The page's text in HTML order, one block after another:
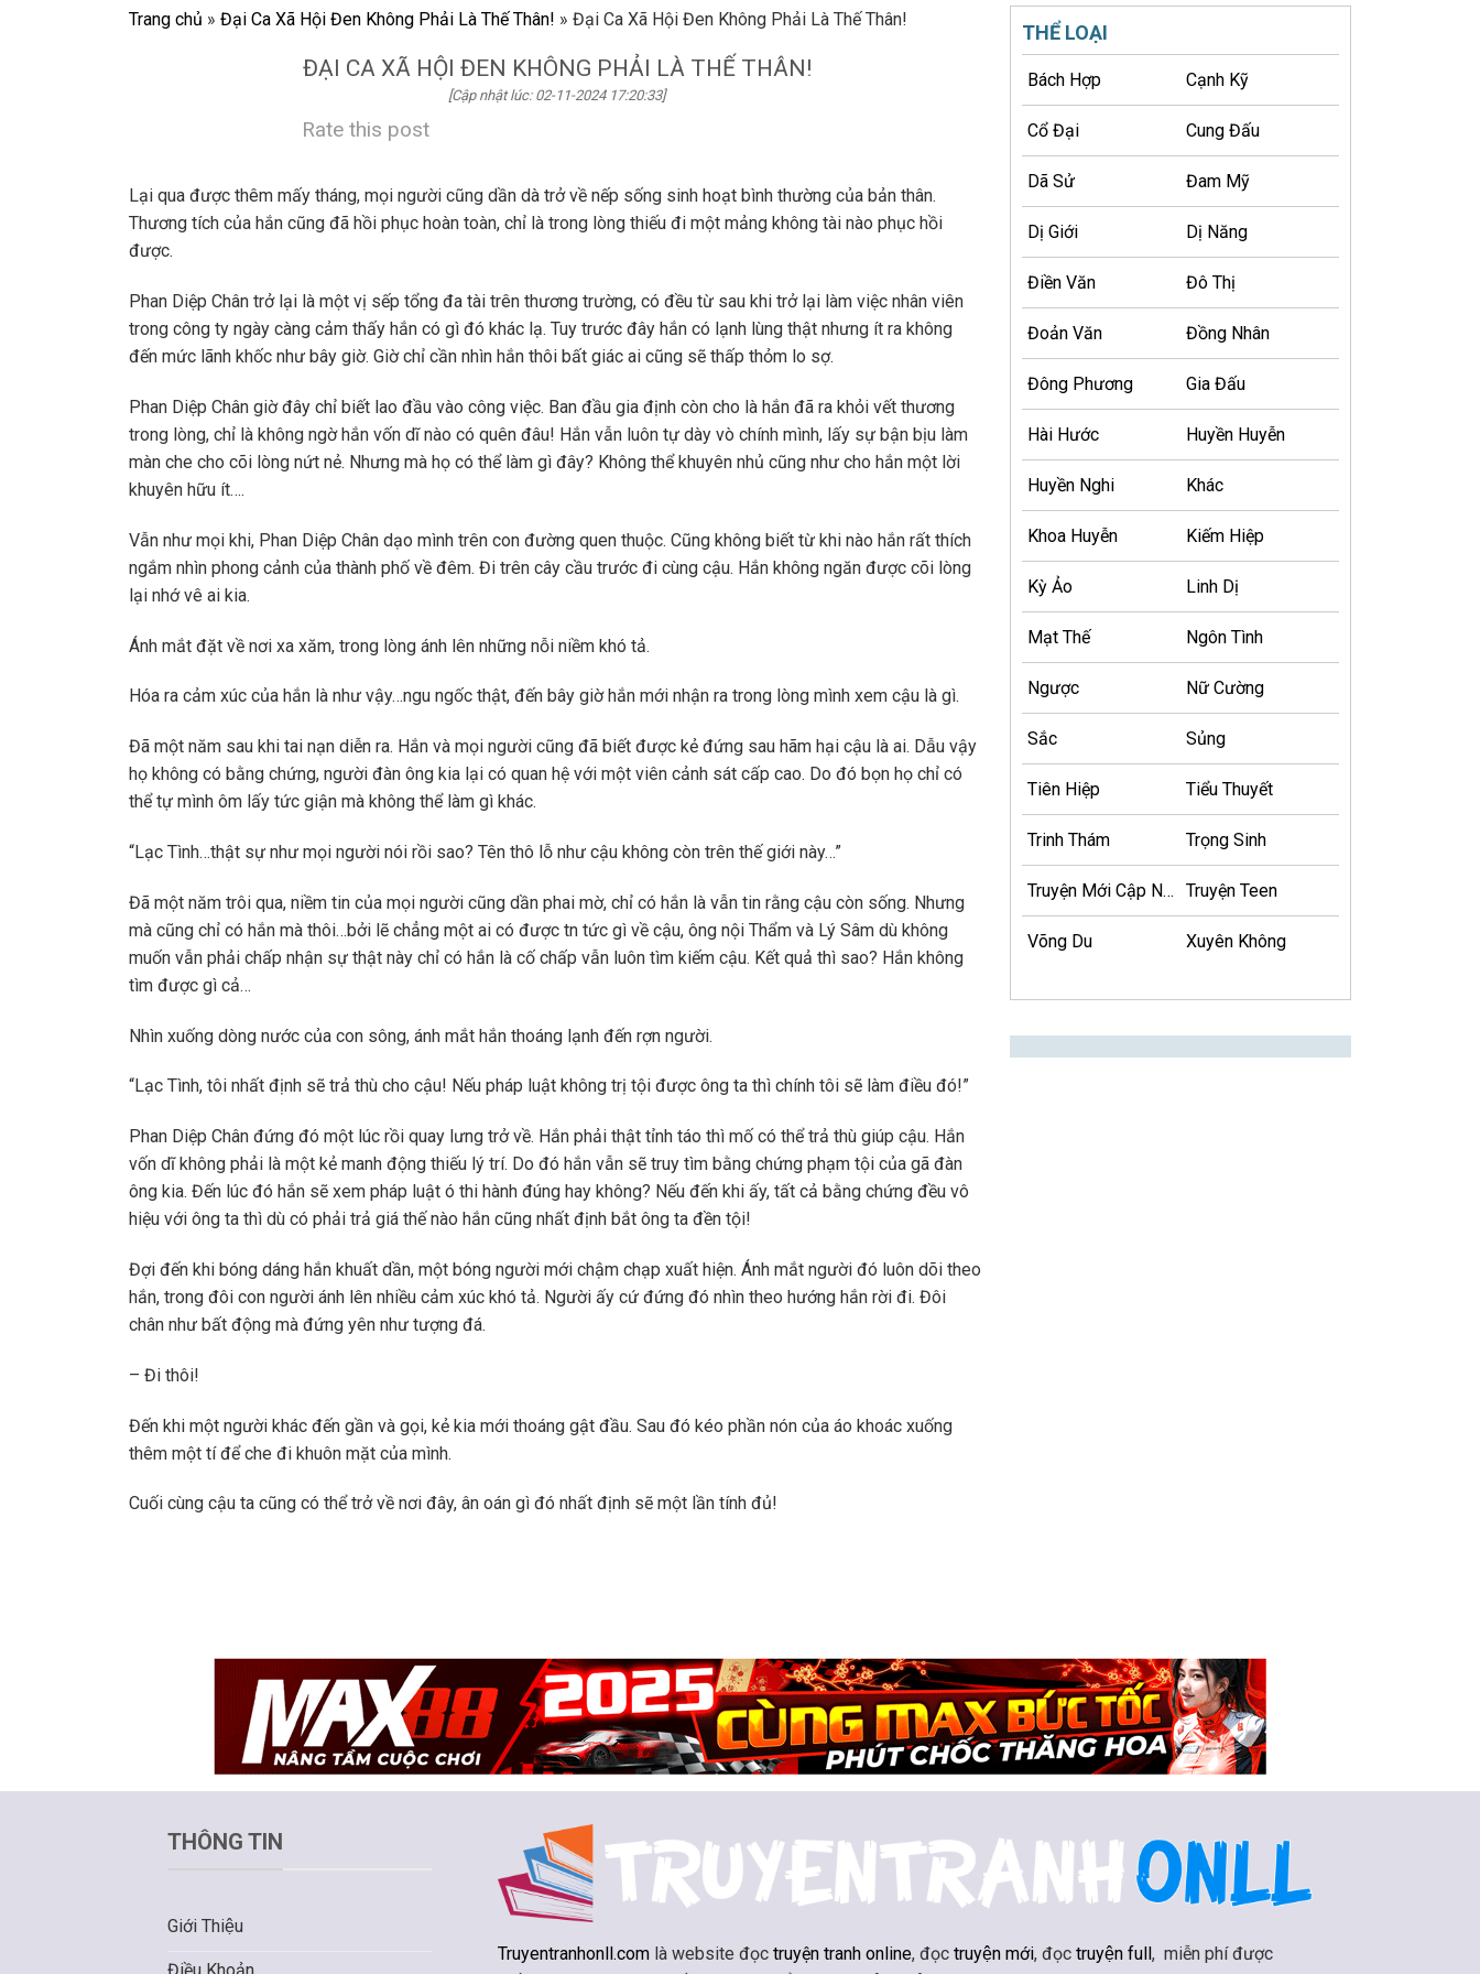
Trang chủ » Đại Ca Xã Hội Đen Không Phải Là Thế Thân! » Đại Ca Xã Hội Đen Không Phải Là Thế Thân!
ĐẠI CA XÃ HỘI ĐEN KHÔNG PHẢI LÀ THẾ THÂN!
[Cập nhật lúc: 02-11-2024 17:20:33]
Rate this post
Lại qua được thêm mấy tháng, mọi người cũng dần dà trở về nếp sống sinh hoạt bình thường của bản thân.
Thương tích của hắn cũng đã hồi phục hoàn toàn, chỉ là trong lòng thiếu đi một mảng không tài nào phục hồi
được.
Phan Diệp Chân trở lại là một vị sếp tổng đa tài trên thương trường, có đều từ sau khi trở lại làm việc nhân viên
trong công ty ngày càng cảm thấy hắn có gì đó khác lạ. Tuy trước đây hắn có lạnh lùng thật nhưng ít ra không
đến mức lãnh khốc như bây giờ. Giờ chỉ cần nhìn hắn thôi bất giác ai cũng sẽ thấp thỏm lo sợ.
Phan Diệp Chân giờ đây chỉ biết lao đầu vào công việc. Ban đầu gia định còn cho là hắn đã ra khỏi vết thương
trong lòng, chỉ là không ngờ hắn vốn dĩ nào có quên đâu! Hắn vẫn luôn tự dày vò chính mình, lấy sự bận bịu làm
màn che cho cõi lòng nứt nẻ. Nhưng mà họ có thể làm gì đây? Không thể khuyên nhủ cũng như cho hắn một lời
khuyên hữu ít….
Vẫn như mọi khi, Phan Diệp Chân dạo mình trên con đường quen thuộc. Cũng không biết từ khi nào hắn rất thích
ngắm nhìn phong cảnh của thành phố về đêm. Đi trên cây cầu trước đi cùng cậu. Hắn không ngăn được cõi lòng
lại nhớ vê ai kia.
Ánh mắt đặt về nơi xa xăm, trong lòng ánh lên những nỗi niềm khó tả.
Hóa ra cảm xúc của hắn là như vậy…ngu ngốc thật, đến bây giờ hắn mới nhận ra trong lòng mình xem cậu là gì.
Đã một năm sau khi tai nạn diễn ra. Hắn và mọi người cũng đã biết được kẻ đứng sau hãm hại cậu là ai. Dẫu vậy
họ không có bằng chứng, người đàn ông kia lại có quan hệ với một viên cảnh sát cấp cao. Do đó bọn họ chỉ có
thể tự mình ôm lấy tức giận mà không thể làm gì khác.
“Lạc Tình…thật sự như mọi người nói rồi sao? Tên thô lỗ như cậu không còn trên thế giới này…”
Đã một năm trôi qua, niềm tin của mọi người cũng dần phai mờ, chỉ có hắn là vẫn tin rằng cậu còn sống. Nhưng
mà cũng chỉ có hắn mà thôi…bởi lẽ chẳng một ai có được tn tức gì về cậu, ông nội Thẩm và Lý Sâm dù không
muốn vẫn phải chấp nhận sự thật này chỉ có hắn là cố chấp vẫn luôn tìm kiếm cậu. Kết quả thì sao? Hắn không
tìm được gì cả…
Nhìn xuống dòng nước của con sông, ánh mắt hắn thoáng lạnh đến rợn người.
“Lạc Tình, tôi nhất định sẽ trả thù cho cậu! Nếu pháp luật không trị tội được ông ta thì chính tôi sẽ làm điều đó!”
Phan Diệp Chân đứng đó một lúc rồi quay lưng trở về. Hắn phải thật tỉnh táo thì mố có thể trả thù giúp cậu. Hắn
vốn dĩ không phải là một kẻ manh động thiếu lý trí. Do đó hắn vẫn sẽ truy tìm bằng chứng phạm tội của gã đàn
ông kia. Đến lúc đó hắn sẽ xem pháp luật ó thi hành đúng hay không? Nếu đến khi ấy, tất cả bằng chứng đều vô
hiệu với ông ta thì dù có phải trả giá thế nào hắn cũng nhất định bắt ông ta đền tội!
Đợi đến khi bóng dáng hắn khuất dần, một bóng người mới chậm chạp xuất hiện. Ánh mắt người đó luôn dõi theo
hắn, trong đôi con người ánh lên nhiều cảm xúc khó tả. Người ấy cứ đứng đó nhìn theo hướng hắn rời đi. Đôi
chân như bất động mà đứng yên như tượng đá.
– Đi thôi!
Đến khi một người khác đến gần và gọi, kẻ kia mới thoáng gật đầu. Sau đó kéo phần nón của áo khoác xuống
thêm một tí để che đi khuôn mặt của mình.
Cuối cùng cậu ta cũng có thể trở về nơi đây, ân oán gì đó nhất định sẽ một lần tính đủ!
THỂ LOẠI
Bách Hợp Cạnh Kỹ
Cổ Đại Cung Đấu
Dã Sử Đam Mỹ
Dị Giới Dị Năng
Điền Văn Đô Thị
Đoản Văn Đồng Nhân
Đông Phương Gia Đấu
Hài Hước Huyền Huyễn
Huyền Nghi Khác
Khoa Huyễn Kiếm Hiệp
Kỳ Ảo Linh Dị
Mạt Thế Ngôn Tình
Ngược Nữ Cường
Sắc Sủng
Tiên Hiệp Tiểu Thuyết
Trinh Thám Trọng Sinh
Truyện Mới Cập Nhật Truyện Teen
Võng Du Xuyên Không
THÔNG TIN
Giới Thiệu
Truyentranhonll.com là website đọc truyện tranh online, đọc truyện mới, đọc truyện full, miễn phí được